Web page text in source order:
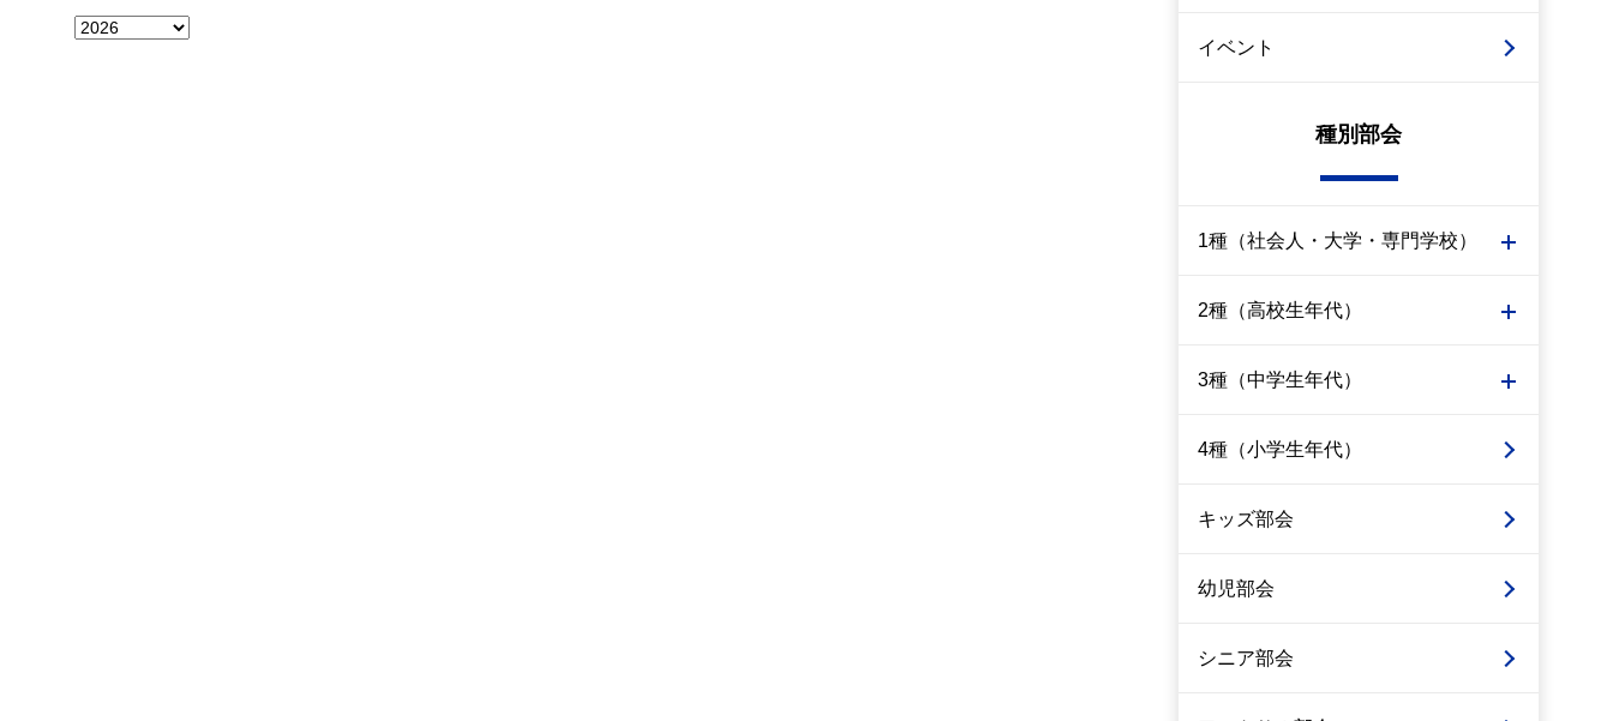
イベント
種別部会
1種（社会人・大学・専門学校）
2種（高校生年代）
3種（中学生年代）
4種（小学生年代）
キッズ部会
幼児部会
シニア部会